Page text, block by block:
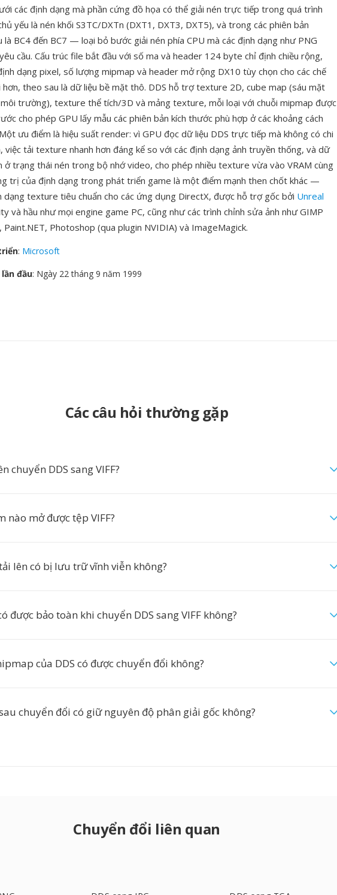
các định dạng mà phần cứng đồ họa có thể giải nén trực tiếp trong quá trình
yếu là nén khối S3TC/DXTn (DXT1, DXT3, DXT5), và trong các phiên bản
là BC4 đến BC7 — loại bỏ bước giải nén phía CPU mà các định dạng như PNG
yêu cầu. Cấu trúc file bắt đầu với số ma và header 124 byte chỉ định chiều rộng,
dạng pixel, số lượng mipmap và header mở rộng DX10 tùy chọn cho các chế
hơn, theo sau là dữ liệu bề mặt thô. DDS hỗ trợ texture 2D, cube map (sáu mặt
môi trường), texture thể tích/3D và mảng texture, mỗi loại với chuỗi mipmap được
cho phép GPU lấy mẫu các phiên bản kích thước phù hợp ở các khoảng cách
ưu điểm là hiệu suất render: vì GPU đọc dữ liệu DDS trực tiếp mà không có chi
việc tải texture nhanh hơn đáng kể so với các định dạng ảnh truyền thống, và dữ
ở trạng thái nén trong bộ nhớ video, cho phép nhiều texture vừa vào VRAM cùng
trị của định dạng trong phát triển game là một điểm mạnh then chốt khác —
dạng texture tiêu chuẩn cho các ứng dụng DirectX, được hỗ trợ gốc bởi Unreal
và hầu như mọi engine game PC, cũng như các trình chỉnh sửa ảnh như GIMP
Paint.NET, Photoshop (qua plugin NVIDIA) và ImageMagick.
: Microsoft
đầu: Ngày 22 tháng 9 năm 1999
Các câu hỏi thường gặp
chuyển DDS sang VIFF?
nào mở được tệp VIFF?
lên có bị lưu trữ vĩnh viễn không?
được bảo toàn khi chuyển DDS sang VIFF không?
của DDS có được chuyển đổi không?
chuyển đổi có giữ nguyên độ phân giải gốc không?
Chuyển đổi liên quan